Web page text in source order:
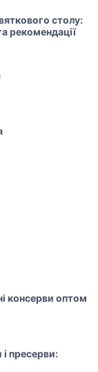
столу:
рекомендації
консерви оптом
і пресерви: